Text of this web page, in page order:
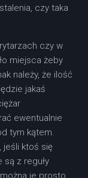
czy taka
czy w
miejsca żeby
należy, że ilość
jakaś
ewentualnie
tym kątem.
jeśli ktoś się
z reguły
je prosto